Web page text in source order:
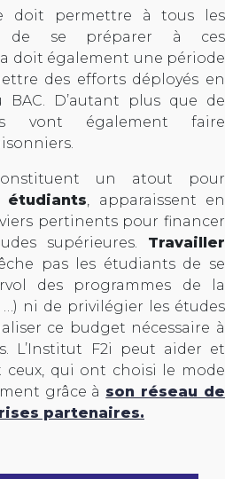
doit permettre à tous les
de se préparer à ces
doit également une période
des efforts déployés en
D’autant plus que de
vont également faire
un atout pour
, apparaissent en
pertinents pour financer
supérieures. Travailler
pas les étudiants de se
des programmes de la
ni de privilégier les études
ce budget nécessaire à
L’Institut F2i peut aider et
ceux, qui ont choisi le mode
grâce à son réseau de
partenaires.